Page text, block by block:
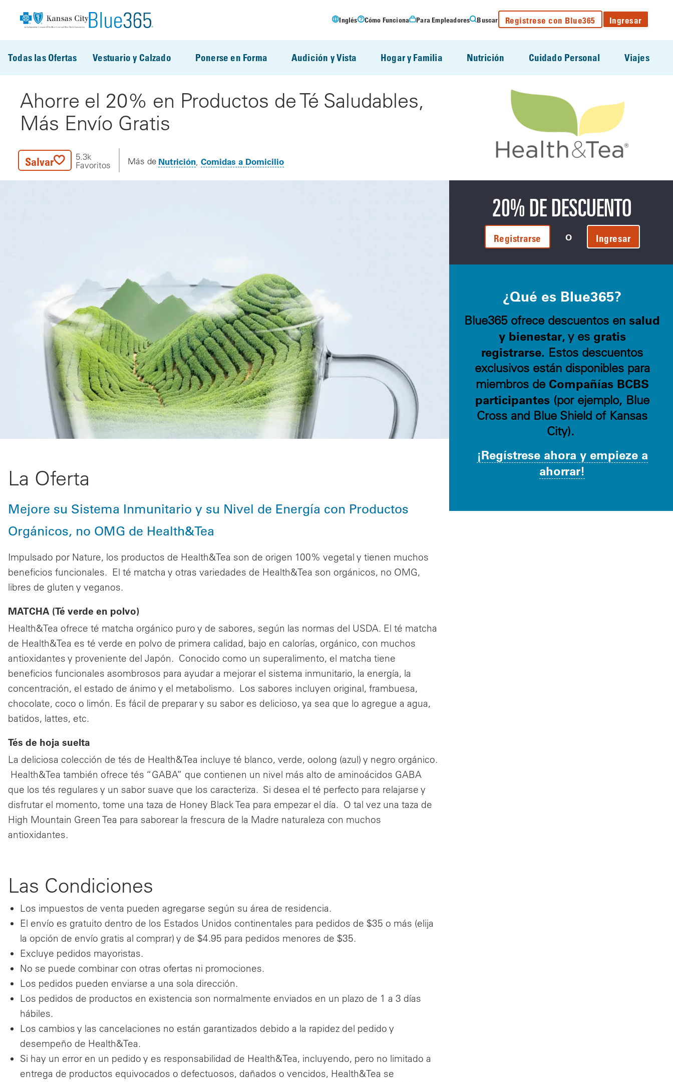
Inglés Cómo Funciona Para Empleadores Buscar Registrese con Blue365 Ingresar
Todas las Ofertas Vestuario y Calzado Ponerse en Forma Audición y Vista Hogar y Familia Nutrición Cuidado Personal Viajes
Ahorre el 20% en Productos de Té Saludables,
Más Envío Gratis
Salvar
5.3k
Favoritos
Más de Nutrición Comidas a Domicilio
La Oferta
Mejore su Sistema Inmunitario y su Nivel de Energía con Productos
Orgánicos, no OMG de Health&Tea
Impulsado por Nature, los productos de Health&Tea son de origen 100% vegetal y tienen muchos
beneficios funcionales. El té matcha y otras variedades de Health&Tea son orgánicos, no OMG,
libres de gluten y veganos.
MATCHA (Té verde en polvo)
Health&Tea ofrece té matcha orgánico puro y de sabores, según las normas del USDA. El té matcha
de Health&Tea es té verde en polvo de primera calidad, bajo en calorías, orgánico, con muchos
antioxidantes y proveniente del Japón. Conocido como un superalimento, el matcha tiene
beneficios funcionales asombrosos para ayudar a mejorar el sistema inmunitario, la energía, la
concentración, el estado de ánimo y el metabolismo. Los sabores incluyen original, frambuesa,
chocolate, coco o limón. Es fácil de preparar y su sabor es delicioso, ya sea que lo agregue a agua,
batidos, lattes, etc.
Tés de hoja suelta
La deliciosa colección de tés de Health&Tea incluye té blanco, verde, oolong (azul) y negro orgánico.
Health&Tea también ofrece tés “GABA” que contienen un nivel más alto de aminoácidos GABA
que los tés regulares y un sabor suave que los caracteriza. Si desea el té perfecto para relajarse y
disfrutar el momento, tome una taza de Honey Black Tea para empezar el día. O tal vez una taza de
High Mountain Green Tea para saborear la frescura de la Madre naturaleza con muchos
antioxidantes.
Las Condiciones
Los impuestos de venta pueden agregarse según su área de residencia.
El envío es gratuito dentro de los Estados Unidos continentales para pedidos de $35 o más (elija
la opción de envío gratis al comprar) y de $4.95 para pedidos menores de $35.
Excluye pedidos mayoristas.
No se puede combinar con otras ofertas ni promociones.
Los pedidos pueden enviarse a una sola dirección.
Los pedidos de productos en existencia son normalmente enviados en un plazo de 1 a 3 días
hábiles.
Los cambios y las cancelaciones no están garantizados debido a la rapidez del pedido y
desempeño de Health&Tea.
Si hay un error en un pedido y es responsabilidad de Health&Tea, incluyendo, pero no limitado a
entrega de productos equivocados o defectuosos, dañados o vencidos, Health&Tea se
20% DE DESCUENTO
Registrarse O Ingresar
¿Qué es Blue365?
Blue365 ofrece descuentos ensalud
y bienestar, y es gratis
registrarse. Estos descuentos
exclusivos están disponibles para
miembros de Compañías BCBS
participantes(por ejemplo, Blue
Cross and Blue Shield of Kansas
City).
¡Regístrese ahora y empieze a
ahorrar!